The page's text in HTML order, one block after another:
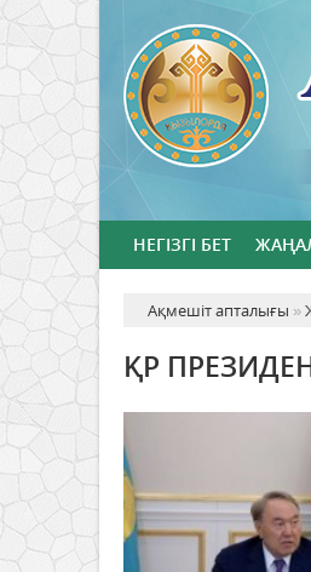
НЕГІЗГІ БЕТ
Ақмешіт апталығы »
ҚР